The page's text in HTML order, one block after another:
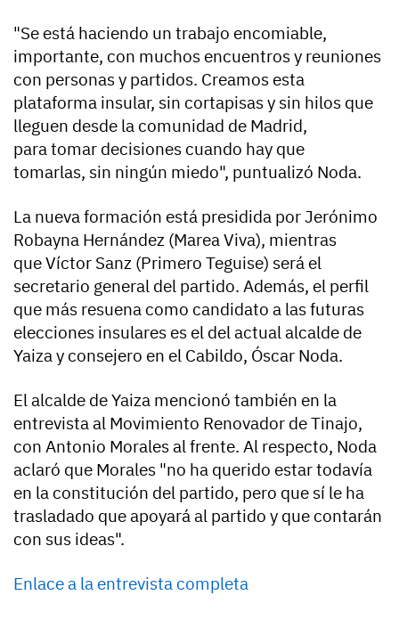
"Se está haciendo un trabajo encomiable,
importante, con muchos encuentros y reuniones
con personas y partidos. Creamos esta
plataforma insular, sin cortapisas y sin hilos que
lleguen desde la comunidad de Madrid,
para tomar decisiones cuando hay que
tomarlas, sin ningún miedo", puntualizó Noda.
La nueva formación está presidida por Jerónimo
Robayna Hernández (Marea Viva), mientras
que Víctor Sanz (Primero Teguise) será el
secretario general del partido. Además, el perfil
que más resuena como candidato a las futuras
elecciones insulares es el del actual alcalde de
Yaiza y consejero en el Cabildo, Óscar Noda.
El alcalde de Yaiza mencionó también en la
entrevista al Movimiento Renovador de Tinajo,
con Antonio Morales al frente. Al respecto, Noda
aclaró que Morales "no ha querido estar todavía
en la constitución del partido, pero que sí le ha
trasladado que apoyará al partido y que contarán
con sus ideas".
Enlace a la entrevista completa